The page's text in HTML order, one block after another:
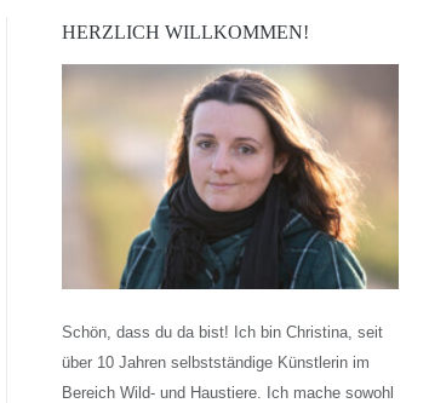
HERZLICH WILLKOMMEN!
Schön, dass du da bist! Ich bin Christina, seit
über 10 Jahren selbstständige Künstlerin im
Bereich Wild- und Haustiere. Ich mache sowohl